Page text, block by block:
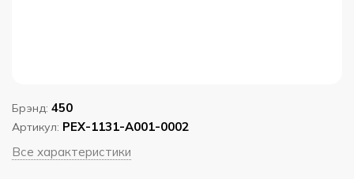
Брэнд: 450
Артикул: PEX-1131-A001-0002
Все характеристики